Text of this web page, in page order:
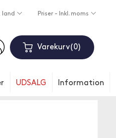
land Priser - Inkl. moms
Varekurv 0
UDSALG Information